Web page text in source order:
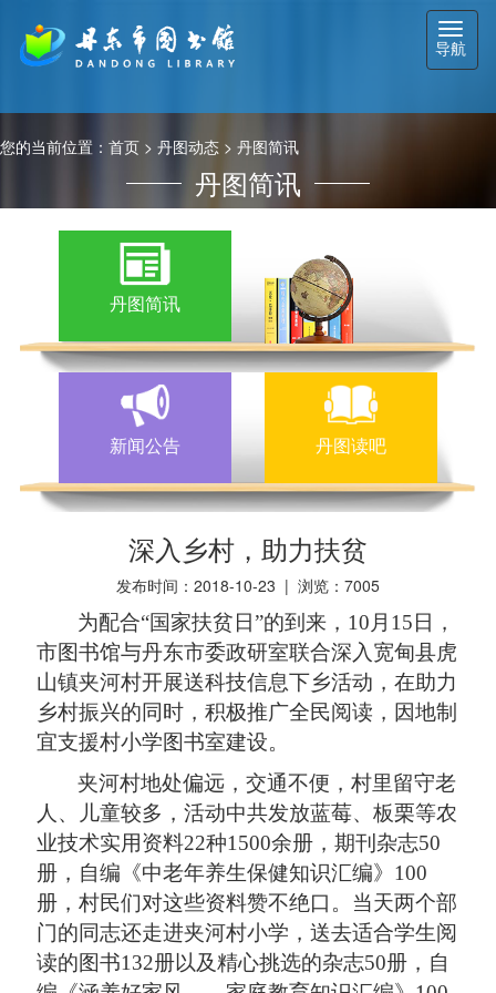
切
换
导
导航
您的当前位置： 首页 > 丹图动态 > 丹图简讯
丹图简讯
丹图简讯
新闻公告 丹图读吧
深入乡村，助力扶贫
发布时间：2018-10-23 | 浏览： 7005
为配合“国家扶贫日”的到来，10月15日，
市图书馆与丹东市委政研室联合深入宽甸县虎
山镇夹河村开展送科技信息下乡活动，在助力
乡村振兴的同时，积极推广全民阅读，因地制
宜支援村小学图书室建设。
夹河村地处偏远，交通不便，村里留守老
人、儿童较多，活动中共发放蓝莓、板栗等农
业技术实用资料22种1500余册，期刊杂志50
册，自编《中老年养生保健知识汇编》100
册，村民们对这些资料赞不绝口。当天两个部
门的同志还走进夹河村小学，送去适合学生阅
读的图书132册以及精心挑选的杂志50册，自